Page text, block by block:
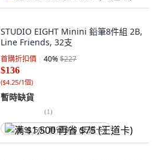
STUDIO EIGHT Minini 鉛筆8件組 2B,
Line Friends, 32支
首購折扣價 40%$227
$136
($4.25/1個)
暫時缺貨
(1)
满 $1,500 再省 $75 (王道卡)